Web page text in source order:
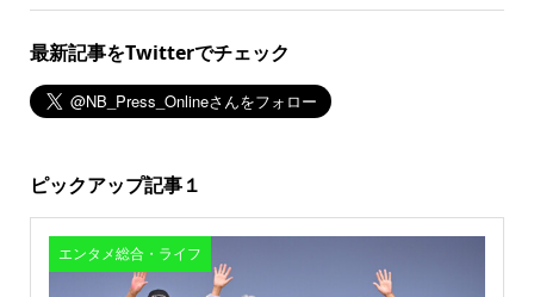
最新記事をTwitterでチェック
ピックアップ記事１
エンタメ総合・ライフ